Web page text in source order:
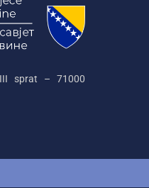
sprat – 71000‌